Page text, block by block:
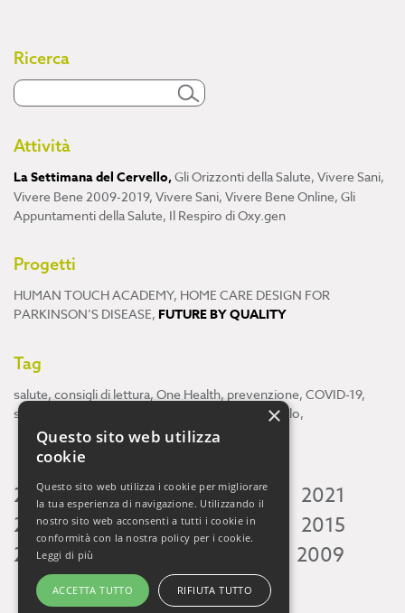
Ricerca
Attività
La Settimana del Cervello,Gli Orizzonti della Salute, Vivere Sani,
Vivere Bene 2009-2019, Vivere Sani, Vivere Bene Online, Gli
Appuntamenti della Salute, Il Respiro di Oxy.gen
Progetti
HUMAN TOUCH ACADEMY, HOME CARE DESIGN FOR
PARKINSON’S DISEASE, FUTURE BY QUALITY
Tag
salute, consigli di lettura, One Health, prevenzione, COVID-19,
scienza
cervello,
2026 2025 2024 2023 2022
2021
2020 2019 2018 2017 2016
2015
2014 2013 2009
×
Questo sito web utilizza
cookie
Questo sito web utilizza i cookie per migliorare
la tua esperienza di navigazione. Utilizzando il
nostro sito web acconsenti a tutti i cookie in
conformità con la nostra policy per i cookie.
Leggi di più
ACCETTA TUTTO RIFIUTA TUTTO